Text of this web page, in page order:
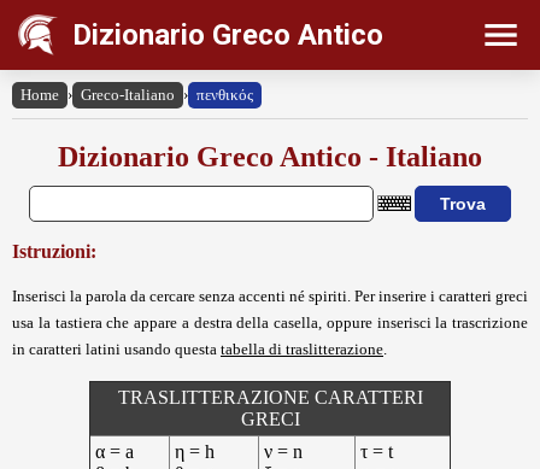
Dizionario Greco Antico
Home › Greco-Italiano › πενθικός
Dizionario Greco Antico - Italiano
Istruzioni:
Inserisci la parola da cercare senza accenti né spiriti. Per inserire i caratteri greci
usa la tastiera che appare a destra della casella, oppure inserisci la trascrizione
in caratteri latini usando questa tabella di traslitterazione
TRASLITTERAZIONE CARATTERI
GRECI
α = a
η = h
ν = n
τ = t